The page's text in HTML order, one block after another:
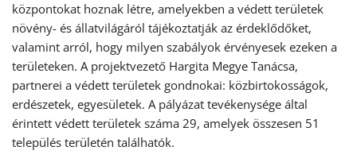
központokat hoznak létre, amelyekben a védett területek
növény- és állatvilágáról tájékoztatják az érdeklődőket,
valamint arról, hogy milyen szabályok érvényesek ezeken a
területeken. A projektvezető Hargita Megye Tanácsa,
partnerei a védett területek gondnokai: közbirtokosságok,
erdészetek, egyesületek. A pályázat tevékenysége által
érintett védett területek száma 29, amelyek összesen 51
település területén találhatók.